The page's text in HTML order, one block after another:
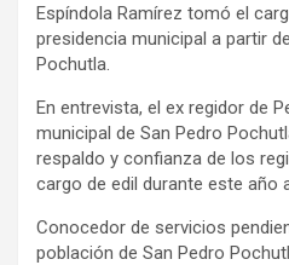
Espíndola Ramírez tomó el
presidencia municipal a partir
Pochutla.
En entrevista, el ex regidor de
municipal de San Pedro
respaldo y confianza de los
cargo de edil durante este año
Conocedor de servicios
población de San Pedro